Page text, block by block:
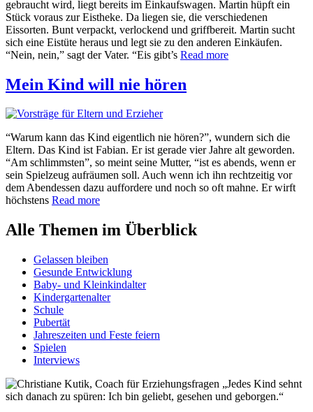
gebraucht wird, liegt bereits im Einkaufswagen. Martin hüpft ein
Stück voraus zur Eistheke. Da liegen sie, die verschiedenen
Eissorten. Bunt verpackt, verlockend und griffbereit. Martin sucht
sich eine Eistüte heraus und legt sie zu den anderen Einkäufen.
“Nein, nein,” sagt der Vater. “Eis gibt’s Read more
Mein Kind will nie hören
“Warum kann das Kind eigentlich nie hören?”, wundern sich die
Eltern. Das Kind ist Fabian. Er ist gerade vier Jahre alt geworden.
“Am schlimmsten”, so meint seine Mutter, “ist es abends, wenn er
sein Spielzeug aufräumen soll. Auch wenn ich ihn rechtzeitig vor
dem Abendessen dazu auffordere und noch so oft mahne. Er wirft
höchstens Read more
Alle Themen im Überblick
Gelassen bleiben
Gesunde Entwicklung
Baby- und Kleinkindalter
Kindergartenalter
Schule
Pubertät
Jahreszeiten und Feste feiern
Spielen
Interviews
„Jedes Kind sehnt
sich danach zu spüren: Ich bin geliebt, gesehen und geborgen.“